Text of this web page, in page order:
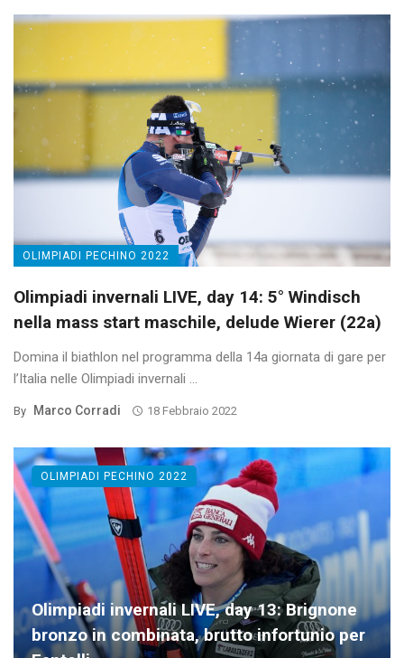
OLIMPIADI PECHINO 2022
Olimpiadi invernali LIVE, day 14: 5° Windisch
nella mass start maschile, delude Wierer (22a)
Domina il biathlon nel programma della 14a giornata di gare per
l’Italia nelle Olimpiadi invernali ...
By Marco Corradi 18 Febbraio 2022
Olimpiadi invernali LIVE, day 13: Brignone
bronzo in combinata, brutto infortunio per
OLIMPIADI PECHINO 2022